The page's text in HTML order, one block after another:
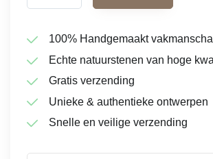
100% Handgemaakt
Echte natuurstenen van hoge
Gratis verzending
Unieke & authentieke ontwerpen
Snelle en veilige verzending